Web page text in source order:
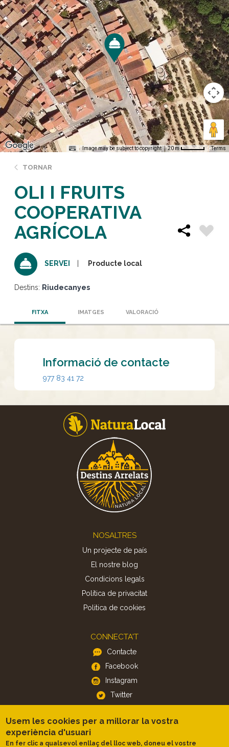
Image may be subject to copyright 20 m Terms
TORNAR
OLI I FRUITS
COOPERATIVA
AGRÍCOLA
SERVEI Producte local
Destins: Riudecanyes
FITXA IMATGES VALORACIÓ
Informació de contacte
977 83 41 72
NOSALTRES
Un projecte de país
El nostre blog
Condicions legals
Política de privacitat
Politica de cookies
CONNECTA'T
Contacte
Facebook
Instagram
Twitter
APP
iOS
Usem les cookies per a millorar la vostra
experiència d'usuari
En fer clic a qualsevol enllaç del lloc web, doneu el vostre